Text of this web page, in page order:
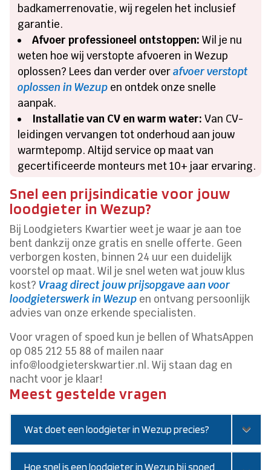
badkamerrenovatie, wij regelen het inclusief
garantie.
Afvoer professioneel ontstoppen: Wil je nu
weten hoe wij verstopte afvoeren in Wezup
oplossen? Lees dan verder overafvoer verstopt
oplossen in Wezup en ontdek onze snelle
aanpak.
Installatie van CV en warm water: Van CV-
leidingen vervangen tot onderhoud aan jouw
warmtepomp. Altijd service op maat van
gecertificeerde monteurs met 10+ jaar ervaring.
Snel een prijsindicatie voor jouw
loodgieter in Wezup?
Bij Loodgieters Kwartier weet je waar je aan toe
bent dankzij onze gratis en snelle offerte. Geen
verborgen kosten, binnen 24 uur een duidelijk
voorstel op maat. Wil je snel weten wat jouw klus
kost? Vraag direct jouw prijsopgave aan voor
loodgieterswerk in Wezup en ontvang persoonlijk
advies van onze erkende specialisten.
Voor vragen of spoed kun je bellen of WhatsAppen
op 085 212 55 88 of mailen naar
info@loodgieterskwartier.nl. Wij staan dag en
nacht voor je klaar!
Meest gestelde vragen
Wat doet een loodgieter in Wezup precies?
Hoe snel is een loodgieter in Wezup bij spoed